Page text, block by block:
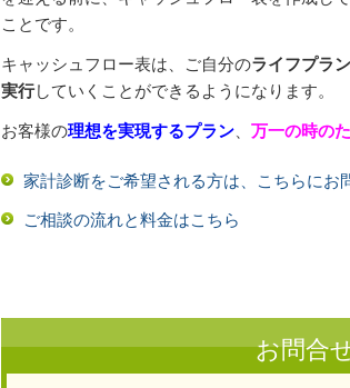
ことです。
キャッシュフロー表は、ご自分のライフプラ
実行していくことができるようになります。
お客様の理想を実現するプラン 万一の時の
家計診断をご希望される方は、こちらにお
ご相談の流れと料金はこちら
お問合